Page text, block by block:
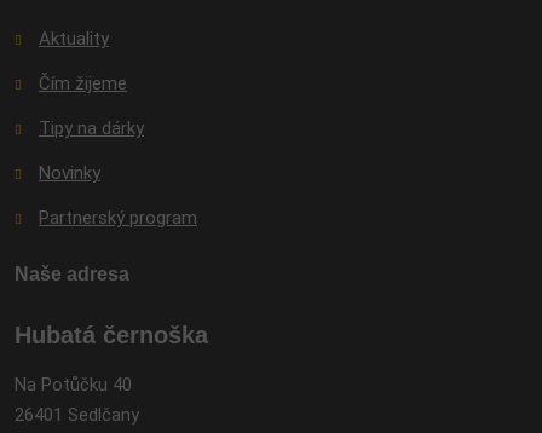
Aktuality
Čím žijeme
Tipy na dárky
Novinky
Partnerský program
Naše adresa
Hubatá černoška
Na Potůčku 40
26401 Sedlčany